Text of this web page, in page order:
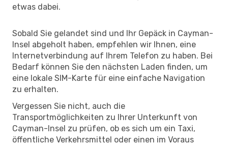
etwas dabei.
Sobald Sie gelandet sind und Ihr Gepäck in Cayman-
Insel abgeholt haben, empfehlen wir Ihnen, eine
Internetverbindung auf Ihrem Telefon zu haben. Bei
Bedarf können Sie den nächsten Laden finden, um
eine lokale SIM-Karte für eine einfache Navigation
zu erhalten.
Vergessen Sie nicht, auch die
Transportmöglichkeiten zu Ihrer Unterkunft von
Cayman-Insel zu prüfen, ob es sich um ein Taxi,
öffentliche Verkehrsmittel oder einen im Voraus